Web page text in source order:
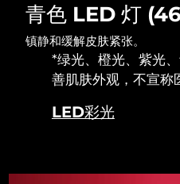
青色 LED 灯
镇静和缓解皮肤紧张。
*绿光、橙光、紫光
善肌肤外观，不宣称
LED彩光
留尼汪
罗马尼亚
俄罗斯